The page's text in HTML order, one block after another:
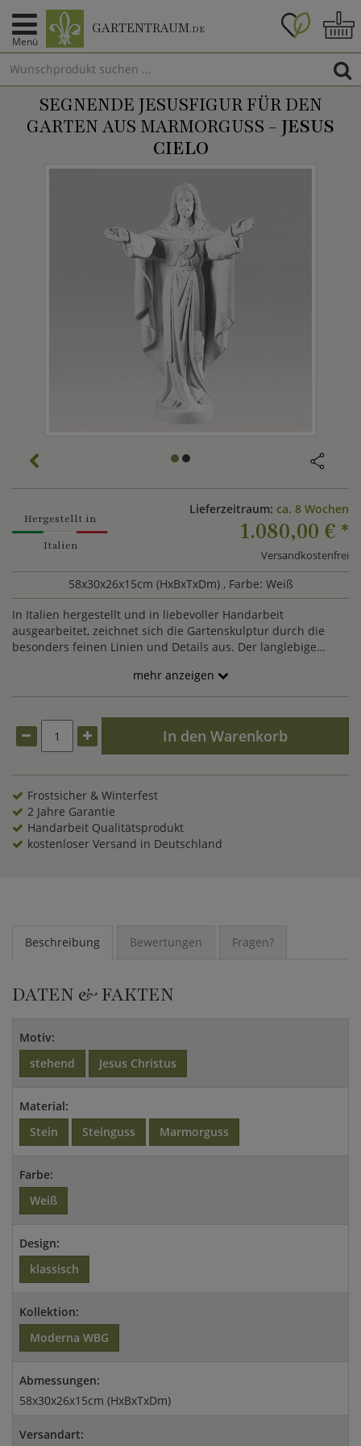
Menü
GARTENTRAUM.DE
SEGNENDE JESUSFIGUR FÜR DEN
GARTEN AUS MARMORGUSS - JESUS
CIELO
Hergestellt in
Italien
Lieferzeitraum: ca. 8 Wochen
1.080,00 € *
Versandkostenfrei
58x30x26x15cm (HxBxTxDm) , Farbe: Weiß
In Italien hergestellt und in liebevoller Handarbeit
ausgearbeitet, zeichnet sich die Gartenskulptur durch die
besonders feinen Linien und Details aus. Der langlebige
mehr anzeigen
In den Warenkorb
Frostsicher & Winterfest
2 Jahre Garantie
Handarbeit Qualitätsprodukt
kostenloser Versand in Deutschland
Beschreibung Bewertungen Fragen?
DATEN & FAKTEN
Motiv:
stehend
Jesus Christus
Material:
Stein
Steinguss Marmorguss
Farbe:
Weiß
Design:
klassisch
Kollektion:
Moderna WBG
Abmessungen:
58x30x26x15cm (HxBxTxDm)
Versandart: